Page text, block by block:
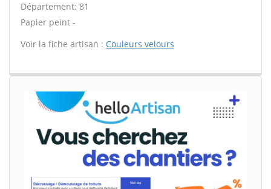
Département: 81
Papier peint -
Voir la fiche artisan : Couleurs velours